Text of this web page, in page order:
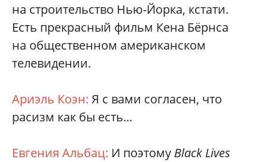
на строительство Нью-­Йорка, кстати.
Есть прекрасный фильм Кена Бёрнса
на общественном американском
телевидении.
Ариэль Коэн: Я с вами согласен, что
расизм как бы есть...
Евгения Альбац: И поэтому Black Lives